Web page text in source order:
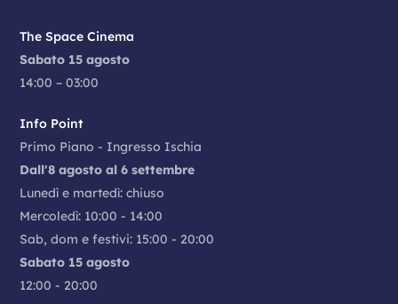
The Space Cinema
Sabato 15 agosto
14:00 – 03:00
Info Point
Primo Piano - Ingresso Ischia
Dall'8 agosto al 6 settembre
Lunedì e martedì: chiuso
Mercoledì: 10:00 - 14:00
Sab, dom e festivi: 15:00 - 20:00
Sabato 15 agosto
12:00 - 20:00